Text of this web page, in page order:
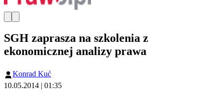
SGH zaprasza na szkolenia z
ekonomicznej analizy prawa
Konrad Kuć
10.05.2014 | 01:35